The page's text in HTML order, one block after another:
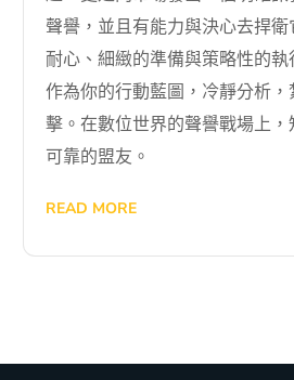
聲譽，並且有能力與決心去捍
耐心、細緻的準備與策略性的
作為你的行動藍圖，冷靜分析
擊。在數位世界的聲譽戰場上
可靠的盟友。
READ MORE